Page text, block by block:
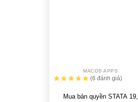
MACOS APPS
(6 đánh giá)
Mua bản quyền STATA 19,